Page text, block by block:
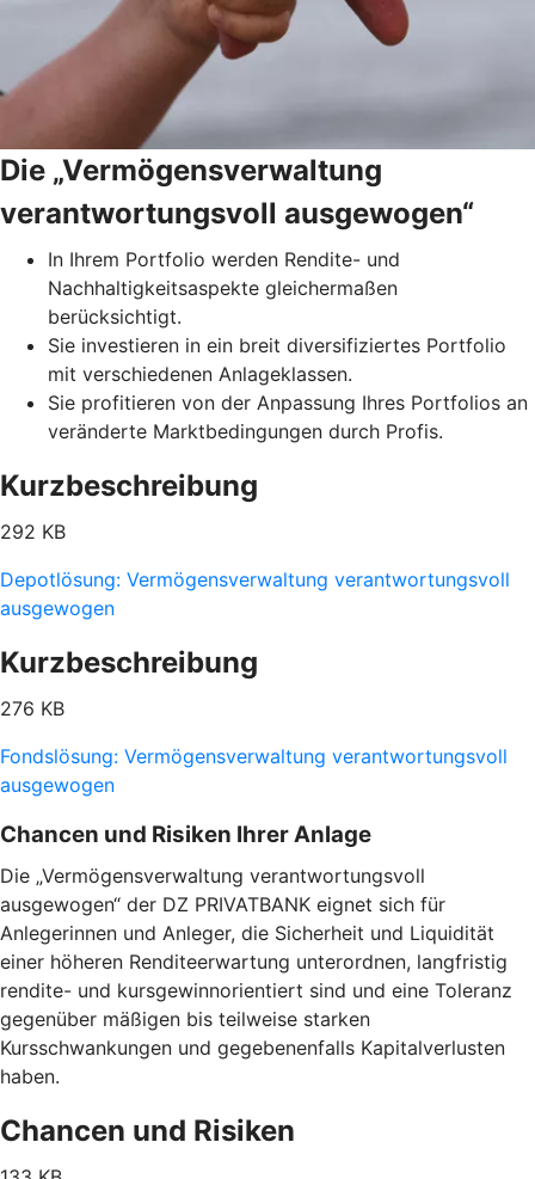
Die „Vermögensverwaltung
verantwortungsvoll ausgewogen“
In Ihrem Portfolio werden Rendite- und
Nachhaltigkeitsaspekte gleichermaßen
berücksichtigt.
Sie investieren in ein breit diversifiziertes Portfolio
mit verschiedenen Anlageklassen.
Sie profitieren von der Anpassung Ihres Portfolios an
veränderte Marktbedingungen durch Profis.
Kurzbeschreibung
292 KB
Depotlösung: Vermögensverwaltung verantwortungsvoll
ausgewogen
Kurzbeschreibung
276 KB
Fondslösung: Vermögensverwaltung verantwortungsvoll
ausgewogen
Chancen und Risiken Ihrer Anlage
Die „Vermögensverwaltung verantwortungsvoll
ausgewogen“ der DZ PRIVATBANK eignet sich für
Anlegerinnen und Anleger, die Sicherheit und Liquidität
einer höheren Renditeerwartung unterordnen, langfristig
rendite- und kursgewinnorientiert sind und eine Toleranz
gegenüber mäßigen bis teilweise starken
Kursschwankungen und gegebenenfalls Kapitalverlusten
haben.
Chancen und Risiken